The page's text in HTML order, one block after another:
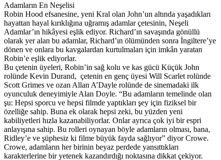
Adamların En Neşelisi
Robin Hood efsanesine, yeni Kral olan John’un altında yaşadıkları
hayattan hayal kırıklığına uğramış adamlar çetesinin, Neşeli
Adamlar’ın hikâyesi eşlik ediyor. Richard’ın savaşında gönüllü
olarak yer alan bu adamlar, Richard’ın ölümünden sonra İngiltere’ye
dönen ve onlara bu kavgalardan kurtulmaları için imkân yaratan
Robin’e eşlik ediyorlar.
Bu çetenin üyeleri, Robin’in sağ kolu ve kas gücü Küçük John
rolünde Kevin Durand, çetenin en genç üyesi Will Scarlet rolünde
Scott Grimes ve ozan Allan A’Dayle rolünde de sinemadaki ilk
oyunculuk deneyimiyle Alan Doyle. “Bu adamların temelinde olan
şu: Hepsi sporcu ve hepsi filmde yaptıkları şey için fiziksel bir
özelliğe sahip. Buna ek olarak hepsi zeki, bu yüzden yeni
kabiliyetleri hızla kazanabiliyorlar. Onlar ayrıca çok iyi bir espri
anlayışına sahip. Bu rolleri oynayan böyle adamların olması, bana,
Ridley’e ve şüphesiz ki filme büyük fayda sağlıyor” diyor Crowe.
Crowe, adamların her birinin beyaz perdede yansıttıkları
karakterlerine bir yetenek kazandırdığı noktasına dikkat çekiyor.